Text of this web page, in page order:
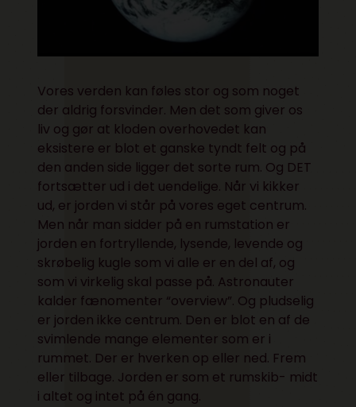
Vores verden kan føles stor og som noget
der aldrig forsvinder. Men det som giver os
liv og gør at kloden overhovedet kan
eksistere er blot et ganske tyndt felt og på
den anden side ligger det sorte rum. Og DET
fortsætter ud i det uendelige. Når vi kikker
ud, er jorden vi står på vores eget centrum.
Men når man sidder på en rumstation er
jorden en fortryllende, lysende, levende og
skrøbelig kugle som vi alle er en del af, og
som vi virkelig skal passe på. Astronauter
kalder fænomenter “overview”. Og pludselig
er jorden ikke centrum. Den er blot en af de
svimlende mange elementer som er i
rummet. Der er hverken op eller ned. Frem
eller tilbage. Jorden er som et rumskib- midt
i altet og intet på én gang.